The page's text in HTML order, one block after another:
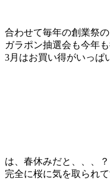
合わせて毎年の創業祭
ガラポン抽選会も今年
3月はお買い得がいっ
は、春休みだと、、、？
完全に桜に気を取られ